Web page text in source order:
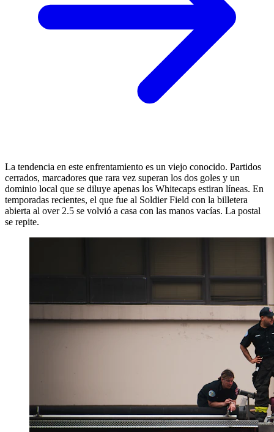
La tendencia en este enfrentamiento es un viejo conocido. Partidos
cerrados, marcadores que rara vez superan los dos goles y un
dominio local que se diluye apenas los Whitecaps estiran líneas. En
temporadas recientes, el que fue al Soldier Field con la billetera
abierta al over 2.5 se volvió a casa con las manos vacías. La postal
se repite.